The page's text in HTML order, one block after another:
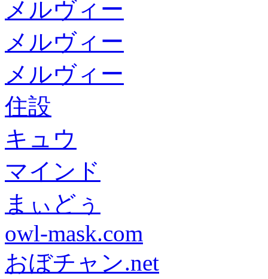
メルヴィー
メルヴィー
メルヴィー
住設
キュウ
マインド
まぃどぅ
owl-mask.com
おぼチャン.net